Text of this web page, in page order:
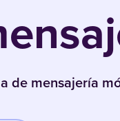
de mensajería